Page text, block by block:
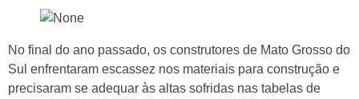
No final do ano passado, os construtores de Mato Grosso do
Sul enfrentaram escassez nos materiais para construção e
precisaram se adequar às altas sofridas nas tabelas de